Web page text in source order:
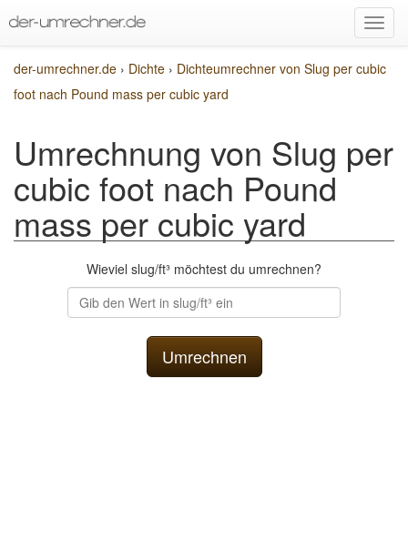
der-umrechner.de › Dichte › Dichteumrechner von Slug per cubic
foot nach Pound mass per cubic yard
Umrechnung von Slug per
cubic foot nach Pound
mass per cubic yard
Wieviel slug/ft³ möchtest du umrechnen?